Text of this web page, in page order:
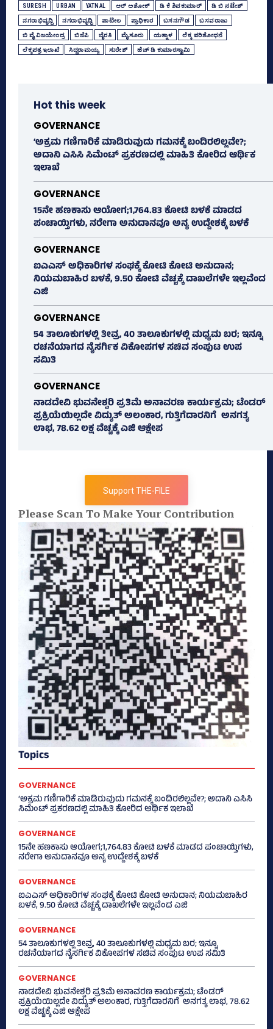
SURESH URBAN YATNAL ಆರ್‌ ಅಶೋಕ್‌ ಡಿ ಕೆ ಶಿವಕುಮಾರ್ ಡಿ ಬಿ ನಟೇಶ್
ನಗರಾಭಿವೃದ್ದಿ ನಗರಾಭಿವೃದ್ಧಿ ಪಾಟೀಲ ಪ್ರಾಧಿಕಾರ ಬಸನಗೌಡ ಬಸವರಾಜು
ಬಿ ವೈ ವಿಜಯೇಂದ್ರ ಬಿಜೆಪಿ ಬೈರತಿ ಮೈಸೂರು ಯತ್ನಾಳ ಲೆಕ್ಕ ಪರಿಶೋಧನೆ
ಲೆಕ್ಕಪತ್ರ ಇಲಾಖೆ ಸಿದ್ದರಾಮಯ್ಯ ಸುರೇಶ್‌ ಹೆಚ್‌ ಡಿ ಕುಮಾರಸ್ವಾಮಿ
Hot this week
GOVERNANCE
‘ಅಕ್ರಮ ಗಣಿಗಾರಿಕೆ ಮಾಡಿರುವುದು ಗಮನಕ್ಕೆ ಬಂದಿರಲಿಲ್ಲವೇ?;
ಅದಾನಿ ಎಸಿಸಿ ಸಿಮೆಂಟ್ ಪ್ರಕರಣದಲ್ಲಿ ಮಾಹಿತಿ ಕೋರಿದ ಆರ್ಥಿಕ
ಇಲಾಖೆ
GOVERNANCE
15ನೇ ಹಣಕಾಸು ಆಯೋಗ;1,764.83 ಕೋಟಿ ಬಳಕೆ ಮಾಡದ
ಪಂಚಾಯ್ತಿಗಳು, ನರೇಗಾ ಅನುದಾನವೂ ಅನ್ಯ ಉದ್ದೇಶಕ್ಕೆ ಬಳಕೆ
GOVERNANCE
ಐಎಎಸ್‌ ಅಧಿಕಾರಿಗಳ ಸಂಘಕ್ಕೆ ಕೋಟಿ ಕೋಟಿ ಅನುದಾನ;
ನಿಯಮಬಾಹಿರ ಬಳಕೆ, 9.50 ಕೋಟಿ ವೆಚ್ಚಕ್ಕೆ ದಾಖಲೆಗಳೇ ಇಲ್ಲವೆಂದ
ಎಜಿ
GOVERNANCE
54 ತಾಲೂಕುಗಳಲ್ಲಿ ತೀವ್ರ, 40 ತಾಲೂಕುಗಳಲ್ಲಿ ಮಧ್ಯಮ ಬರ; ಇನ್ನೂ
ರಚನೆಯಾಗದ ನೈಸರ್ಗಿಕ ವಿಕೋಪಗಳ ಸಚಿವ ಸಂಪುಟ ಉಪ
ಸಮಿತಿ
GOVERNANCE
ನಾಡದೇವಿ ಭುವನೇಶ್ವರಿ ಪ್ರತಿಮೆ ಅನಾವರಣ ಕಾರ್ಯಕ್ರಮ; ಟೆಂಡರ್
ಪ್ರಕ್ರಿಯೆಯಿಲ್ಲದೇ ವಿದ್ಯುತ್‌ ಅಲಂಕಾರ, ಗುತ್ತಿಗೆದಾರನಿಗೆ ಅನಗತ್ಯ
ಲಾಭ, 78.62 ಲಕ್ಷ ವೆಚ್ಚಕ್ಕೆ ಎಜಿ ಆಕ್ಷೇಪ
Support THE-FILE
Please Scan To Make Your Contribution
Topics
GOVERNANCE
‘ಅಕ್ರಮ ಗಣಿಗಾರಿಕೆ ಮಾಡಿರುವುದು ಗಮನಕ್ಕೆ ಬಂದಿರಲಿಲ್ಲವೇ?; ಅದಾನಿ ಎಸಿಸಿ
ಸಿಮೆಂಟ್ ಪ್ರಕರಣದಲ್ಲಿ ಮಾಹಿತಿ ಕೋರಿದ ಆರ್ಥಿಕ ಇಲಾಖೆ
GOVERNANCE
15ನೇ ಹಣಕಾಸು ಆಯೋಗ;1,764.83 ಕೋಟಿ ಬಳಕೆ ಮಾಡದ ಪಂಚಾಯ್ತಿಗಳು,
ನರೇಗಾ ಅನುದಾನವೂ ಅನ್ಯ ಉದ್ದೇಶಕ್ಕೆ ಬಳಕೆ
GOVERNANCE
ಐಎಎಸ್‌ ಅಧಿಕಾರಿಗಳ ಸಂಘಕ್ಕೆ ಕೋಟಿ ಕೋಟಿ ಅನುದಾನ; ನಿಯಮಬಾಹಿರ
ಬಳಕೆ, 9.50 ಕೋಟಿ ವೆಚ್ಚಕ್ಕೆ ದಾಖಲೆಗಳೇ ಇಲ್ಲವೆಂದ ಎಜಿ
GOVERNANCE
54 ತಾಲೂಕುಗಳಲ್ಲಿ ತೀವ್ರ, 40 ತಾಲೂಕುಗಳಲ್ಲಿ ಮಧ್ಯಮ ಬರ; ಇನ್ನೂ
ರಚನೆಯಾಗದ ನೈಸರ್ಗಿಕ ವಿಕೋಪಗಳ ಸಚಿವ ಸಂಪುಟ ಉಪ ಸಮಿತಿ
GOVERNANCE
ನಾಡದೇವಿ ಭುವನೇಶ್ವರಿ ಪ್ರತಿಮೆ ಅನಾವರಣ ಕಾರ್ಯಕ್ರಮ; ಟೆಂಡರ್
ಪ್ರಕ್ರಿಯೆಯಿಲ್ಲದೇ ವಿದ್ಯುತ್‌ ಅಲಂಕಾರ, ಗುತ್ತಿಗೆದಾರನಿಗೆ ಅನಗತ್ಯ ಲಾಭ, 78.62
ಲಕ್ಷ ವೆಚ್ಚಕ್ಕೆ ಎಜಿ ಆಕ್ಷೇಪ